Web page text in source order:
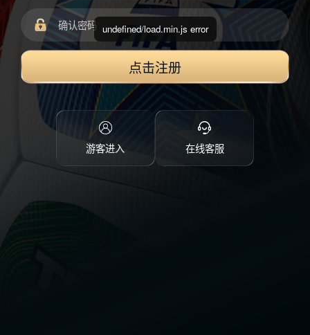
点击注册
游客进入 在线客服
undefined/load.min.js error